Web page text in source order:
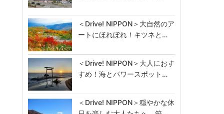
＜Drive! NIPPON＞大自然のア
ートにほれぼれ！キツネと…
＜Drive! NIPPON＞大人におす
すめ！海とパワースポット…
＜Drive! NIPPON＞穏やかな休